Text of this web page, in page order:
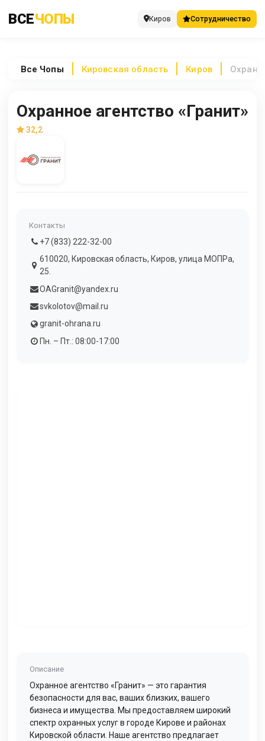
ВСЕЧОПЫ Киров Сотрудничество
Все Чопы Кировская область Киров
Охранное агентство «Гранит»
32,2
Контакты
+7 (833) 222-32-00
610020, Кировская область, Киров, улица МОПРа,
25.
OAGranit@yandex.ru
svkolotov@mail.ru
granit-ohrana.ru
Пн. – Пт.: 08:00-17:00
Описание
Охранное агентство «Гранит» — это гарантия
безопасности для вас, ваших близких, вашего
бизнеса и имущества. Мы предоставляем широкий
спектр охранных услуг в городе Кирове и районах
Кировской области. Наше агентство предлагает